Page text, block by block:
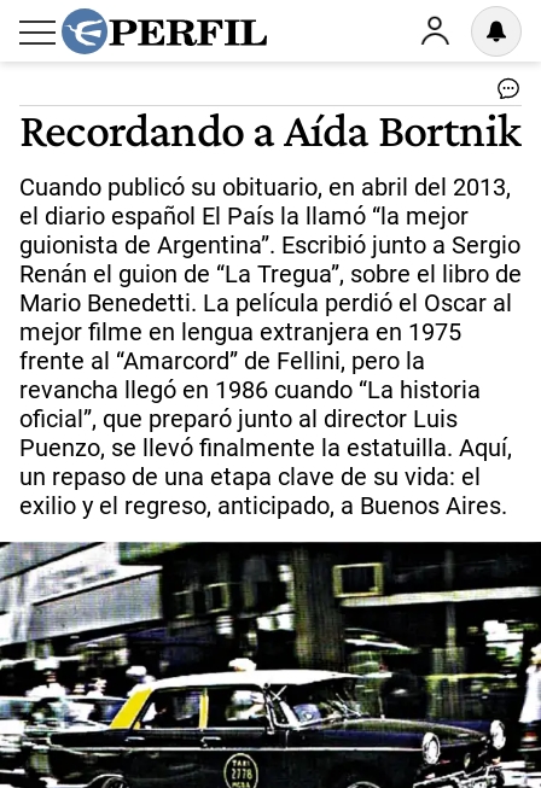
Recordando a Aída Bortnik
Cuando publicó su obituario, en abril del 2013,
el diario español El País la llamó “la mejor
guionista de Argentina”. Escribió junto a Sergio
Renán el guion de “La Tregua”, sobre el libro de
Mario Benedetti. La película perdió el Oscar al
mejor filme en lengua extranjera en 1975
frente al “Amarcord” de Fellini, pero la
revancha llegó en 1986 cuando “La historia
oficial”, que preparó junto al director Luis
Puenzo, se llevó finalmente la estatuilla. Aquí,
un repaso de una etapa clave de su vida: el
exilio y el regreso, anticipado, a Buenos Aires.